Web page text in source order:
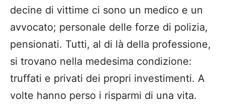
decine di vittime ci sono un medico e un
avvocato; personale delle forze di polizia,
pensionati. Tutti, al di là della professione,
si trovano nella medesima condizione:
truffati e privati dei propri investimenti. A
volte hanno perso i risparmi di una vita.